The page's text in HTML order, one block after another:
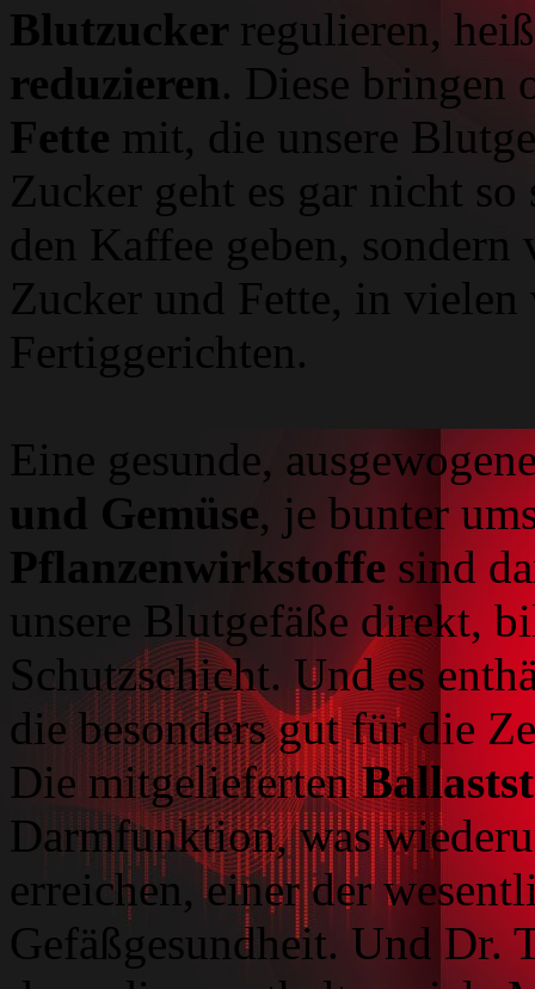
Blutzucker regulieren,
reduzieren. Diese bringen
Fette mit, die unsere
Zucker geht es gar nicht
den Kaffee geben,
Zucker und Fette, in
Fertiggerichten.
Eine gesunde,
und Gemüse, je bunter
Pflanzenwirkstoffe sind
unsere Blutgefäße direkt,
Schutzschicht. Und es
die besonders gut für die
Die mitgelieferten
Darmfunktion, was
erreichen, einer der
Gefäßgesundheit. Und